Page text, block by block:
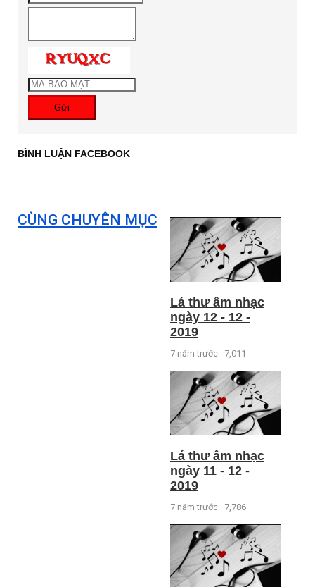
Gửi
BÌNH LUẬN FACEBOOK
CÙNG CHUYÊN MỤC
Lá thư âm nhạc
ngày 12 - 12 -
2019
7 năm trước 7,011
Lá thư âm nhạc
ngày 11 - 12 -
2019
7 năm trước 7,786